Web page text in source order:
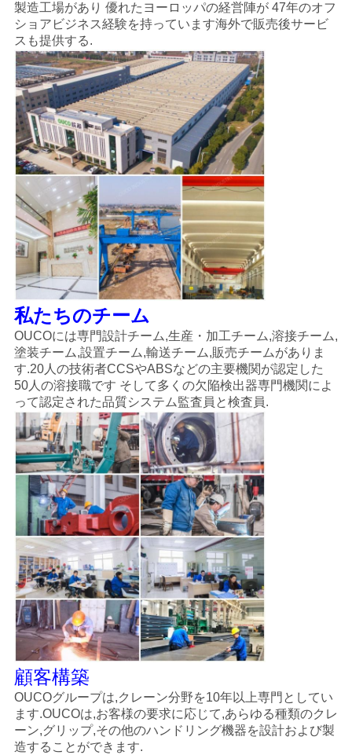
製造工場があり 優れたヨーロッパの経営陣が 47年のオフ
ショアビジネス経験を持っています海外で販売後サービ
スも提供する.
私たちのチーム
OUCOには専門設計チーム,生産・加工チーム,溶接チーム,
塗装チーム,設置チーム,輸送チーム,販売チームがありま
す.20人の技術者CCSやABSなどの主要機関が認定した
50人の溶接職です そして多くの欠陥検出器専門機関によ
って認定された品質システム監査員と検査員.
顧客構築
OUCOグループは,クレーン分野を10年以上専門としてい
ます.OUCOは,お客様の要求に応じて,あらゆる種類のクレ
ーン,グリップ,その他のハンドリング機器を設計および製
造することができます.